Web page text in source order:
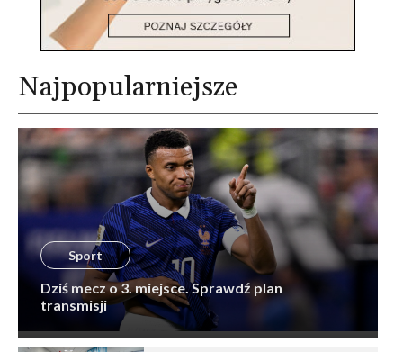
Najpopularniejsze
Sport
Dziś mecz o 3. miejsce. Sprawdź plan
transmisji